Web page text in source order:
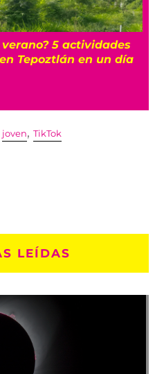
5 actividades
Tepoztlán en un día
joven,TikTok
LEÍDAS